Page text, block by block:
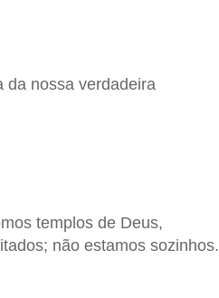
nossa verdadeira
templos de Deus,
não estamos sozinhos.